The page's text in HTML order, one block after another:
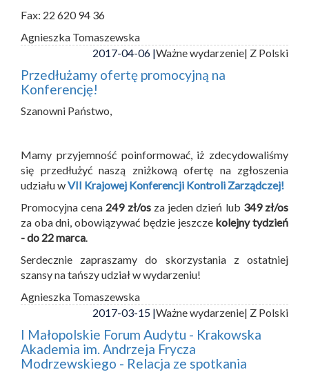
Fax: 22 620 94 36
Agnieszka Tomaszewska
2017-04-06 |Ważne wydarzenie| Z Polski
Przedłużamy ofertę promocyjną na
Konferencję!
Szanowni Państwo,
Mamy przyjemność poinformować, iż zdecydowaliśmy
się przedłużyć naszą zniżkową ofertę na zgłoszenia
udziału wVII Krajowej Konferencji Kontroli Zarządczej!
Promocyjna cena 249 zł/osza jeden dzień lub 349 zł/os
za oba dni, obowiązywać będzie jeszcze kolejny tydzień
- do 22 marca
Serdecznie zapraszamy do skorzystania z ostatniej
szansy na tańszy udział w wydarzeniu!
Agnieszka Tomaszewska
2017-03-15 |Ważne wydarzenie| Z Polski
I Małopolskie Forum Audytu - Krakowska
Akademia im. Andrzeja Frycza
Modrzewskiego - Relacja ze spotkania